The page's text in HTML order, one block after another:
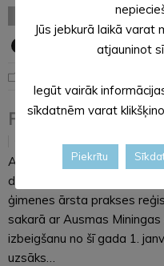
Reģistrēs jaunu
Alūksnes novada
dienesta Vidzemes
ģimenes ārsta prakses
sakarā ar Ausmas
izbeigšanu no šī gada 1.
uzsāks…
Jūs jebkurā laikā varat
atjauninot
Iegūt vairāk
sīkdatnēm varat
Piekrītu